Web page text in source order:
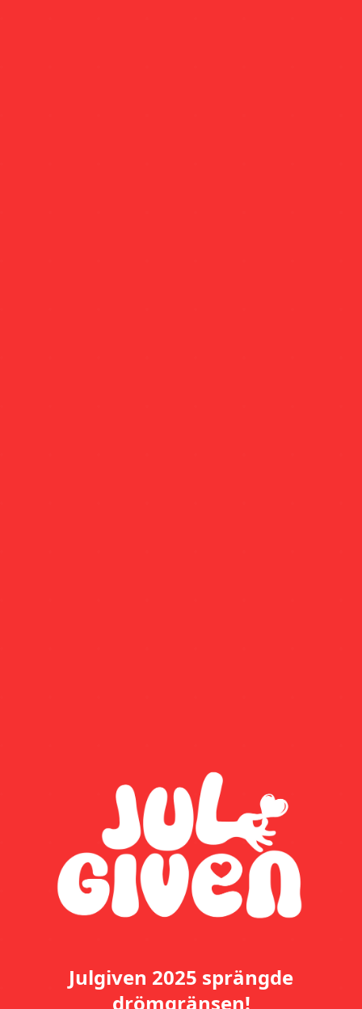
Julgiven 2025 sprängde
drömgränsen!